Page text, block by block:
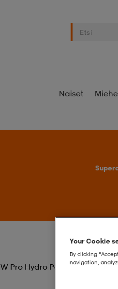
Naiset
W Pro Hydro Pants 2
Your Cookie
By clicking
navigation,